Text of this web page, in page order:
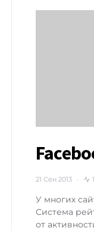
21 Сен 2013
У многих
Система
от